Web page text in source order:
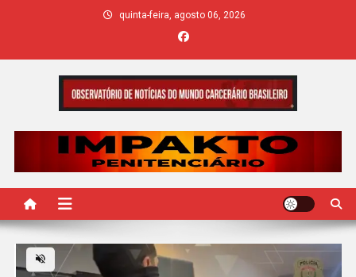
quinta-feira, agosto 06, 2026
IMPAKTO